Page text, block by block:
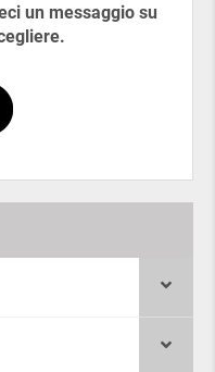
un messaggio su